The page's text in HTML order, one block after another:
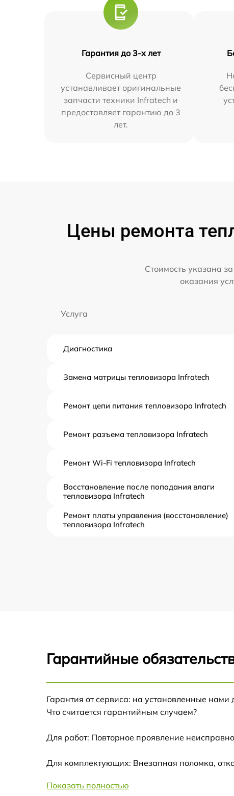
Гарантия до 3-х лет
Сервисный центр
устанавливает оригинальные
запчасти техники Infratech и
предоставляет гарантию до 3
лет.
Цены ремонта
Стоимость указана
оказания
Услуга
Диагностика
Замена матрицы тепловизора Infratech
Ремонт цепи питания тепловизора Infratech
Ремонт разъема тепловизора Infratech
Ремонт Wi-Fi тепловизора Infratech
Восстановление после попадания влаги
тепловизора Infratech
Ремонт платы управления (восстановление)
тепловизора Infratech
Замена процессора тепловизора Infratech
Замена ключей управления тепловизора
Замена микросхемы усилителя тепловизора
Infratech
Гарантийные
Гарантия от сервиса: на установленные
Что считается гарантийным случаем?
Для работ: Повторное проявление
Для комплектующих: Внезапная поломка,
Показать полностью